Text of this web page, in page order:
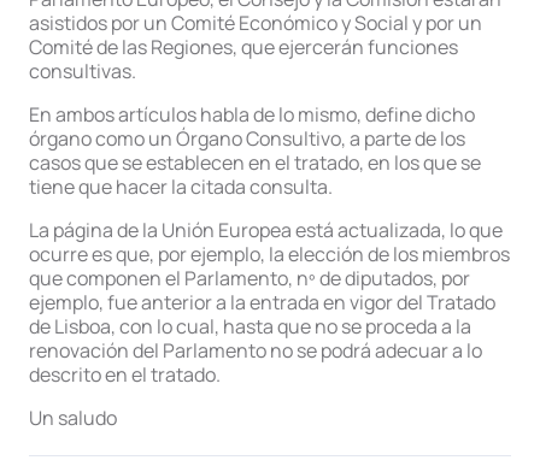
asistidos por un Comité Económico y Social y por un
Comité de las Regiones, que ejercerán funciones
consultivas.
En ambos artículos habla de lo mismo, define dicho
órgano como un Órgano Consultivo, a parte de los
casos que se establecen en el tratado, en los que se
tiene que hacer la citada consulta.
La página de la Unión Europea está actualizada, lo que
ocurre es que, por ejemplo, la elección de los miembros
que componen el Parlamento, nº de diputados, por
ejemplo, fue anterior a la entrada en vigor del Tratado
de Lisboa, con lo cual, hasta que no se proceda a la
renovación del Parlamento no se podrá adecuar a lo
descrito en el tratado.
Un saludo